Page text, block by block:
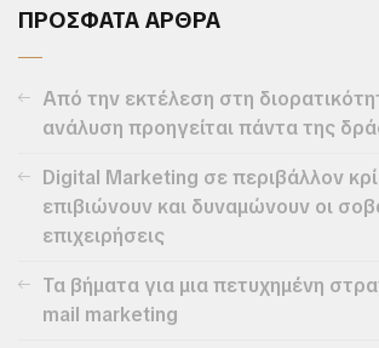
ΠΡΟΣΦΑΤΑ ΑΡΘΡΑ
Από την εκτέλεση στη
ανάλυση προηγείται πάντα της
Digital Marketing σε περιβάλλον
επιβιώνουν και δυναμώνουν οι
επιχειρήσεις
Τα βήματα για μια πετυχημένη
mail marketing